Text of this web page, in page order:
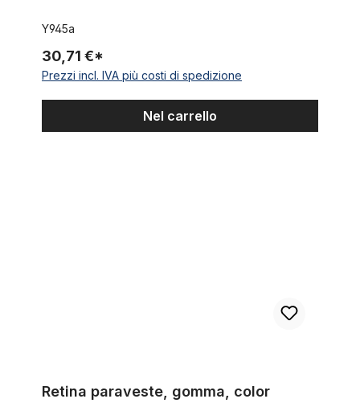
Y945a
30,71 €*
Prezzi incl. IVA più costi di spedizione
Nel carrello
Retina paraveste, gomma, color